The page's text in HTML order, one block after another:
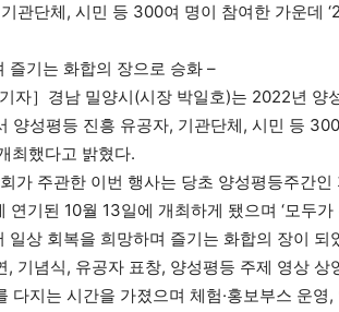
관단체, 시민 등 300여 명이 참여한 가운데
즐기는 화합의 장으로 승화 –
자］경남 밀양시(시장 박일호)는 2022년
양성평등 진흥 유공자, 기관단체, 시민 등
최했다고 밝혔다.
가 주관한 이번 행사는 당초 양성평등주간
연기된 10월 13일에 개최하게 됐으며 ‘모두
일상 회복을 희망하며 즐기는 화합의 장이 되
, 기념식, 유공자 표창, 양성평등 주제 영상
다지는 시간을 가졌으며 체험·홍보부스 운